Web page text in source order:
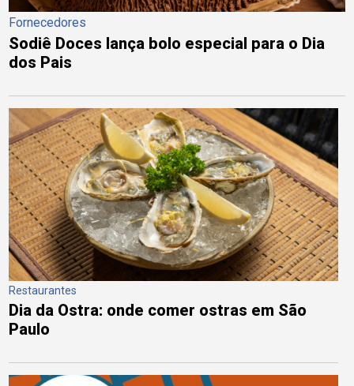
Fornecedores
Sodiê Doces lança bolo especial para o Dia
dos Pais
Restaurantes
Dia da Ostra: onde comer ostras em São
Paulo